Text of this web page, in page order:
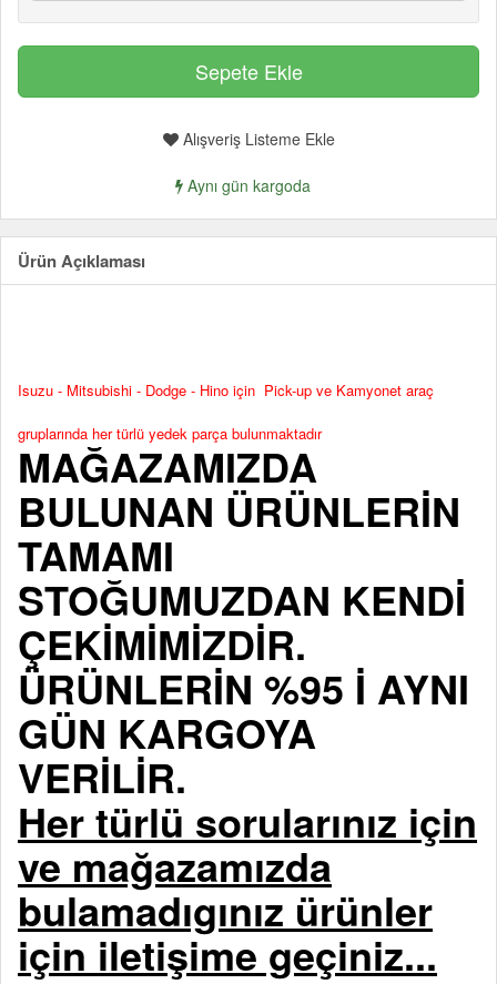
Alışveriş Listeme Ekle
Aynı gün kargoda
Ürün Açıklaması
Isuzu - Mitsubishi - Dodge - Hino için Pick-up ve Kamyonet araç
gruplarında her türlü yedek parça bulunmaktadır
MAĞAZAMIZDA
BULUNAN ÜRÜNLERİN
TAMAMI
STOĞUMUZDAN KENDİ
ÇEKİMİMİZDİR.
ÜRÜNLERİN %95 İ AYNI
GÜN KARGOYA
VERİLİR.
Her türlü sorularınız için
ve mağazamızda
bulamadıgınız ürünler
için iletişime geçiniz...